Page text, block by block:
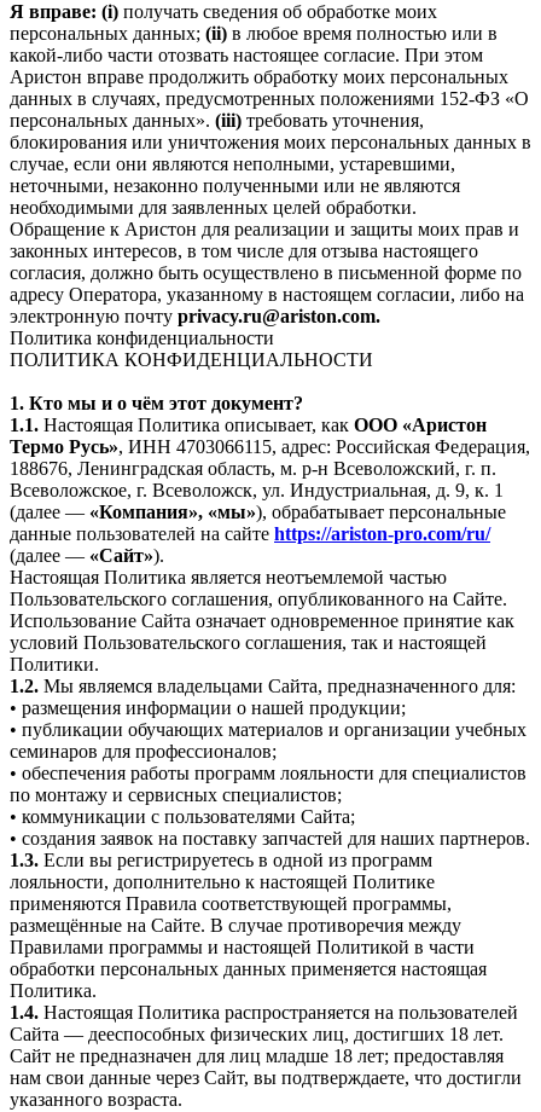
Я вправе: (i) получать сведения об обработке моих
персональных данных; (ii) в любое время полностью или в
какой-либо части отозвать настоящее согласие. При этом
Аристон вправе продолжить обработку моих персональных
данных в случаях, предусмотренных положениями 152-ФЗ «О
персональных данных». (iii) требовать уточнения,
блокирования или уничтожения моих персональных данных в
случае, если они являются неполными, устаревшими,
неточными, незаконно полученными или не являются
необходимыми для заявленных целей обработки.
Обращение к Аристон для реализации и защиты моих прав и
законных интересов, в том числе для отзыва настоящего
согласия, должно быть осуществлено в письменной форме по
адресу Оператора, указанному в настоящем согласии, либо на
электронную почту privacy.ru@ariston.com.
Политика конфиденциальности
ПОЛИТИКА КОНФИДЕНЦИАЛЬНОСТИ
1. Кто мы и о чём этот документ?
1.1. Настоящая Политика описывает, как ООО «Аристон
Термо Русь», ИНН 4703066115, адрес: Российская Федерация,
188676, Ленинградская область, м. р-н Всеволожский, г. п.
Всеволожское, г. Всеволожск, ул. Индустриальная, д. 9, к. 1
(далее — «Компания», «мы»), обрабатывает персональные
данные пользователей на сайте https://ariston-pro.com/ru/
(далее — «Сайт»).
Настоящая Политика является неотъемлемой частью
Пользовательского соглашения, опубликованного на Сайте.
Использование Сайта означает одновременное принятие как
условий Пользовательского соглашения, так и настоящей
Политики.
1.2. Мы являемся владельцами Сайта, предназначенного для:
• размещения информации о нашей продукции;
• публикации обучающих материалов и организации учебных
семинаров для профессионалов;
• обеспечения работы программ лояльности для специалистов
по монтажу и сервисных специалистов;
• коммуникации с пользователями Сайта;
• создания заявок на поставку запчастей для наших партнеров.
1.3. Если вы регистрируетесь в одной из программ
лояльности, дополнительно к настоящей Политике
применяются Правила соответствующей программы,
размещённые на Сайте. В случае противоречия между
Правилами программы и настоящей Политикой в части
обработки персональных данных применяется настоящая
Политика.
1.4. Настоящая Политика распространяется на пользователей
Сайта — дееспособных физических лиц, достигших 18 лет.
Сайт не предназначен для лиц младше 18 лет; предоставляя
нам свои данные через Сайт, вы подтверждаете, что достигли
указанного возраста.